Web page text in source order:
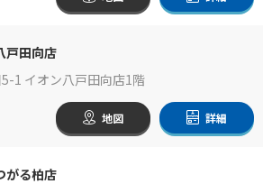
戸田向店
1 イオン八戸田向店1階
地図 詳細
がる柏店